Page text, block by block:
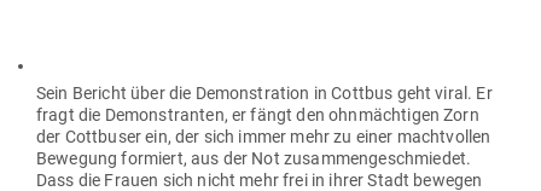
Sein Bericht über die Demons­tration in Cottbus geht viral. Er
fragt die Demons­tranten, er fängt den ohn­mäch­tigen Zorn
der Cott­buser ein, der sich immer mehr zu einer macht­vollen
Bewegung for­miert, aus der Not zusam­men­ge­schmiedet.
Dass die Frauen sich nicht mehr frei in ihrer Stadt bewegen